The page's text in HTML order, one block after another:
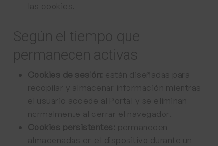
las cookies.
Según el tiempo que
permanecen activas
Cookies de sesión: están diseñadas para
recopilar y almacenar información mientras
el usuario accede al Portal y se eliminan
normalmente al cerrar el navegador.
Cookies persistentes: permanecen
almacenadas en el dispositivo durante un